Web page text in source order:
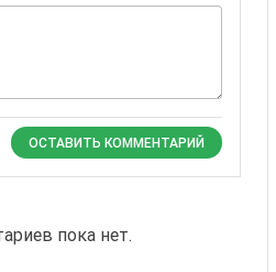
ОСТАВИТЬ КОММЕНТАРИЙ
пока нет.